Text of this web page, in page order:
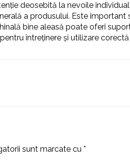
deosebită la nevoile
a produsului. Este
bine aleasă poate oferi
întreținere și utilizare
sunt marcate cu *